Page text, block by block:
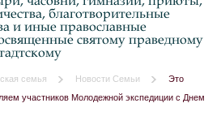
благотворительные
и иные православные
святому праведному
семья Новости Семьи
Это
участников Молодежной экспедиции с Днем